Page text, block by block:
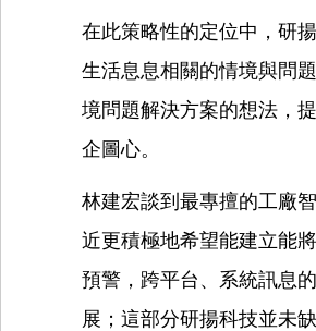
在此策略性的定位中，研
生活息息相關的情境與問
境問題解決方案的想法，
企圖心。
林建宏談到最專擅的工廠
近更積極地希望能建立能
預警，跨平台、系統訊息
展；這部分研揚科技並未